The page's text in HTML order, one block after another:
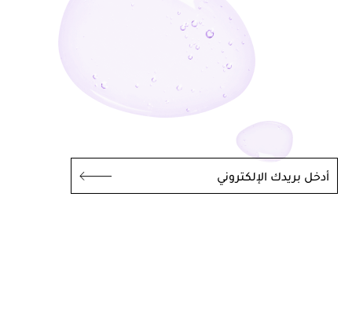
أدخل بريدك الإلكتروني